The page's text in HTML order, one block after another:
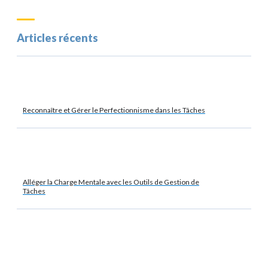
Articles récents
Reconnaître et Gérer le Perfectionnisme dans les Tâches
Alléger la Charge Mentale avec les Outils de Gestion de
Tâches